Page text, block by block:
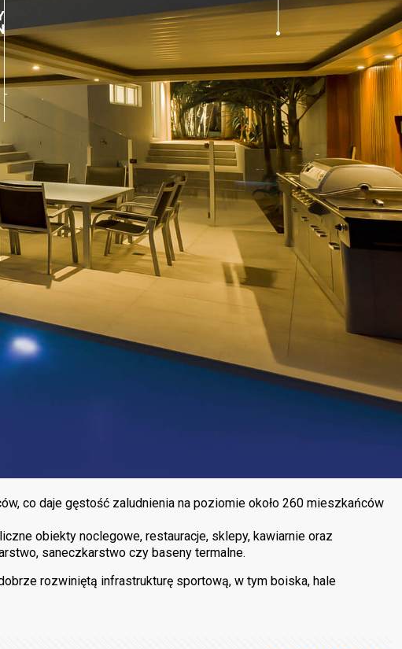
co daje gęstość zaludnienia na poziomie około 260 mieszkańców
obiekty noclegowe, restauracje, sklepy, kawiarnie oraz
saneczkarstwo czy baseny termalne.
rozwiniętą infrastrukturę sportową, w tym boiska, hale